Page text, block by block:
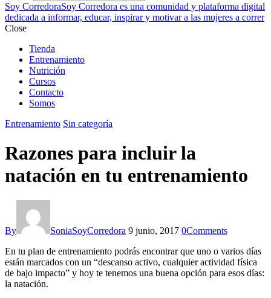
Soy CorredoraSoy Corredora es una comunidad y plataforma digital
dedicada a informar, educar, inspirar y motivar a las mujeres a correr
Close
Tienda
Entrenamiento
Nutrición
Cursos
Contacto
Somos
Entrenamiento Sin categoría
Razones para incluir la
natación en tu entrenamiento
By SoniaSoyCorredora 9 junio, 2017 0Comments
En tu plan de entrenamiento podrás encontrar que uno o varios días
están marcados con un “descanso activo, cualquier actividad física
de bajo impacto” y hoy te tenemos una buena opción para esos días:
la natación.